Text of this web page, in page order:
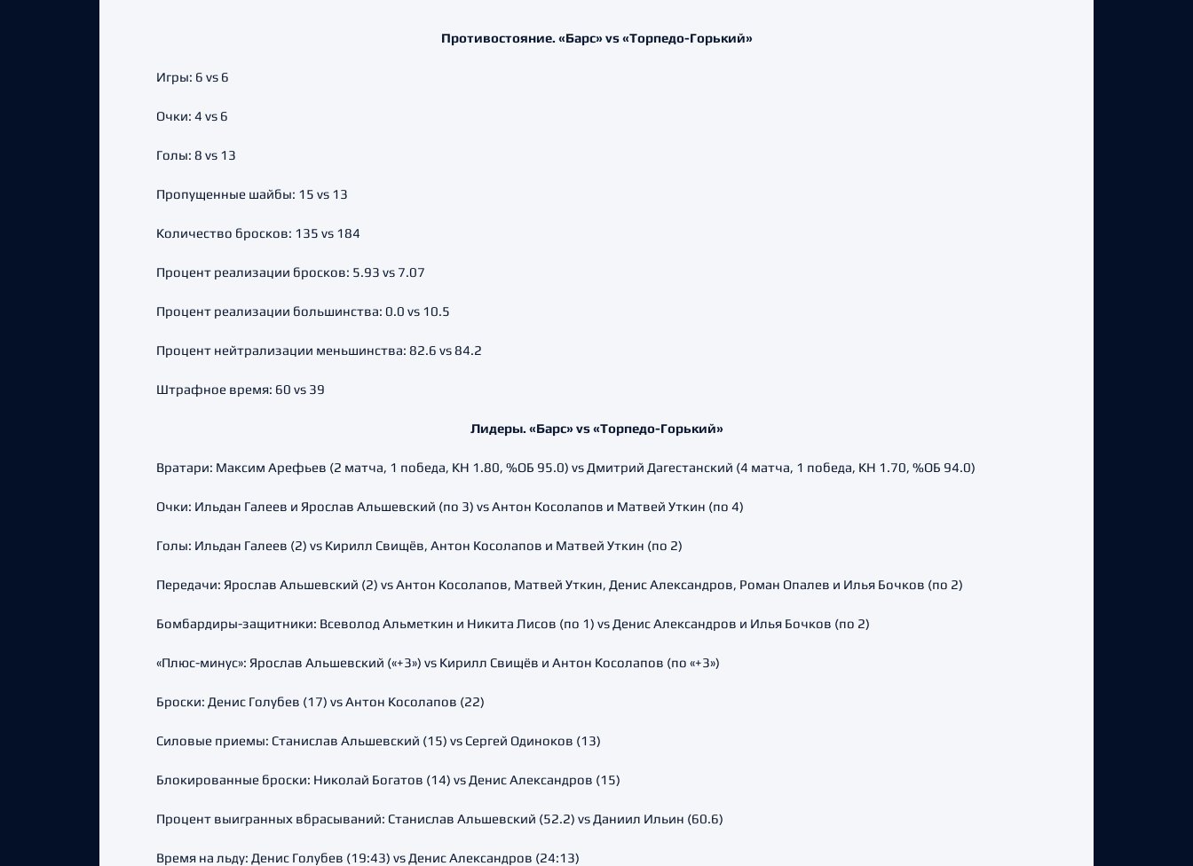
Противостояние. «Барс» vs «Торпедо-Горький»
Игры: 6 vs 6
Очки: 4 vs 6
Голы: 8 vs 13
Пропущенные шайбы: 15 vs 13
Количество бросков: 135 vs 184
Процент реализации бросков: 5.93 vs 7.07
Процент реализации большинства: 0.0 vs 10.5
Процент нейтрализации меньшинства: 82.6 vs 84.2
Штрафное время: 60 vs 39
Лидеры. «Барс» vs «Торпедо-Горький»
Вратари: Максим Арефьев (2 матча, 1 победа, КН 1.80, %ОБ 95.0) vs Дмитрий Дагестанский (4 матча, 1 победа, КН 1.70, %ОБ 94.0)
Очки: Ильдан Галеев и Ярослав Альшевский (по 3) vs Антон Косолапов и Матвей Уткин (по 4)
Голы: Ильдан Галеев (2) vs Кирилл Свищёв, Антон Косолапов и Матвей Уткин (по 2)
Передачи: Ярослав Альшевский (2) vs Антон Косолапов, Матвей Уткин, Денис Александров, Роман Опалев и Илья Бочков (по 2)
Бомбардиры-защитники: Всеволод Альметкин и Никита Лисов (по 1) vs Денис Александров и Илья Бочков (по 2)
«Плюс-минус»: Ярослав Альшевский («+3») vs Кирилл Свищёв и Антон Косолапов (по «+3»)
Броски: Денис Голубев (17) vs Антон Косолапов (22)
Силовые приемы: Станислав Альшевский (15) vs Сергей Одиноков (13)
Блокированные броски: Николай Богатов (14) vs Денис Александров (15)
Процент выигранных вбрасываний: Станислав Альшевский (52.2) vs Даниил Ильин (60.6)
Время на льду: Денис Голубев (19:43) vs Денис Александров (24:13)